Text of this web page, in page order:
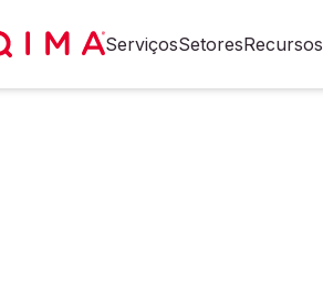
ServiçosSetoresRecursos